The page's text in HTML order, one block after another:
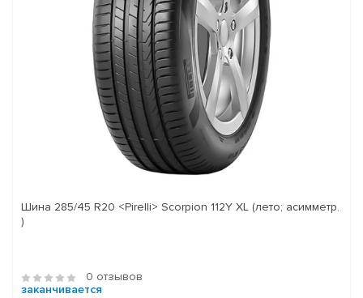
Шина 285/45 R20 <Pirelli> Scorpion 112Y XL (лето; асимметр.
)
0 отзывов
заканчивается